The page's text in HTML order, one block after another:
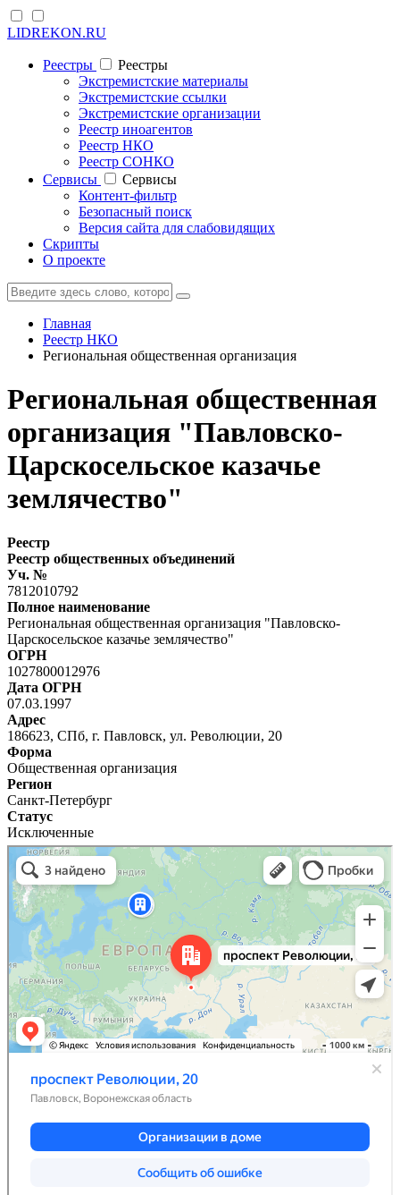
LIDREKON.RU
Реестры
Реестры
Экстремистские материалы
Экстремистские ссылки
Экстремистские организации
Реестр иноагентов
Реестр НКО
Реестр СОНКО
Cервисы
Cервисы
Контент-фильтр
Безопасный поиск
Версия сайта для слабовидящих
Скрипты
О проекте
Главная
Реестр НКО
Региональная общественная организация
Региональная общественная
организация "Павловско-
Царскосельское казачье
землячество"
Реестр
Реестр общественных объединений
Уч. №
7812010792
Полное наименование
Региональная общественная организация "Павловско-
Царскосельское казачье землячество"
ОГРН
1027800012976
Дата ОГРН
07.03.1997
Адрес
186623, СПб, г. Павловск, ул. Революции, 20
Форма
Общественная организация
Регион
Санкт-Петербург
Статус
Исключенные